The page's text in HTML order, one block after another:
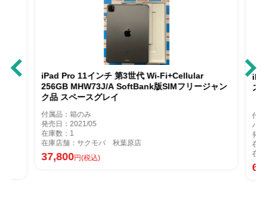
iPad Pro 11インチ 第3世代 Wi-Fi+Cellular
256GB MHW73J/A SoftBank版SIMフリージャン
ク品 スペースグレイ
付属品：箱のみ
発売日：2021/05
在庫数：1
在庫店舗：サクモバ 秋葉原店
37,800円(税込)
ス
付
バ
発
在
在